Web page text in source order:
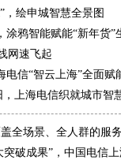
，绘申城智慧全景图
涂鸦智能赋能“新年货”
网速飞起
电信“智云上海”全面赋
，上海电信织就城市智
全场景、全人群的服
突破成果”，中国电信